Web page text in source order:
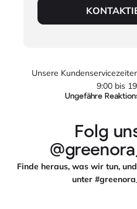
Unsere
9:00 bis
Ungefähre
Folg
Finde heraus, was wir tun,
unter